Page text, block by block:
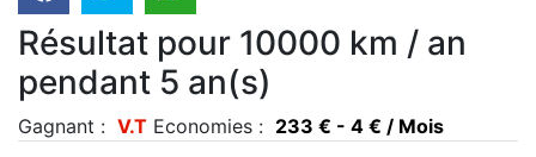
Résultat pour 10000 km / an
pendant 5 an(s)
Gagnant : V.T Economies : 233 € - 4 € / Mois